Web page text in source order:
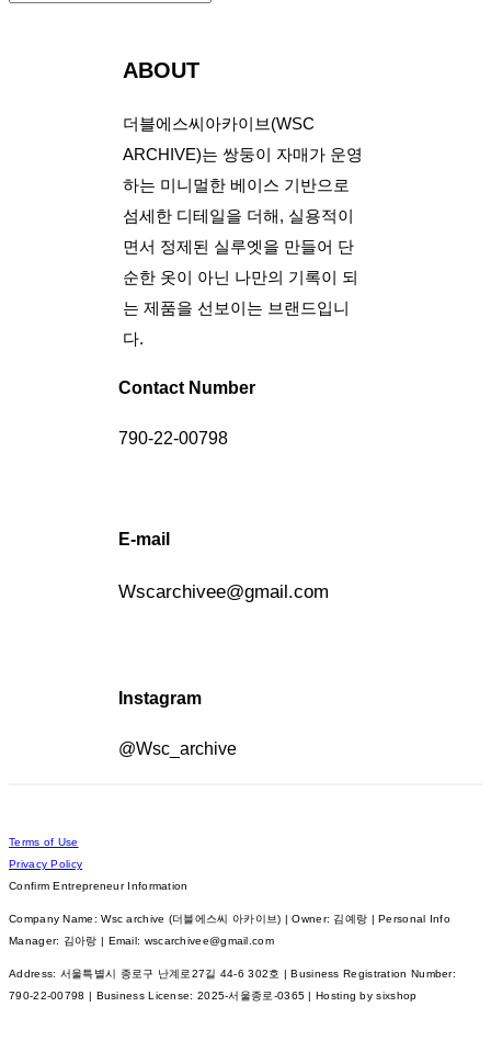
ABOUT
더블에스씨아카이브(WSC
ARCHIVE)는 쌍둥이 자매가 운영
하는 미니멀한 베이스 기반으로
섬세한 디테일을 더해, 실용적이
면서 정제된 실루엣을 만들어 단
순한 옷이 아닌 나만의 기록이 되
는 제품을 선보이는 브랜드입니
다.
Contact Number
790-22-00798
E-mail
Wscarchivee@gmail.com
Instagram
@Wsc_archive
Terms of Use
Privacy Policy
Confirm Entrepreneur Information
Company Name: Wsc archive (더블에스씨 아카이브) | Owner: 김예랑 | Personal Info
Manager: 김아랑 | Email: wscarchivee@gmail.com
Address: 서울특별시 종로구 난계로27길 44-6 302호 | Business Registration Number:
790-22-00798 | Business License: 2025-서울종로-0365 | Hosting by sixshop